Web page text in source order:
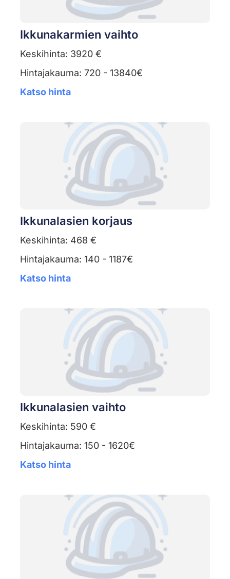
Ikkunakarmien vaihto
Keskihinta: 3920 €
Hintajakauma: 720 - 13840€
Katso hinta
Ikkunalasien korjaus
Keskihinta: 468 €
Hintajakauma: 140 - 1187€
Katso hinta
Ikkunalasien vaihto
Keskihinta: 590 €
Hintajakauma: 150 - 1620€
Katso hinta